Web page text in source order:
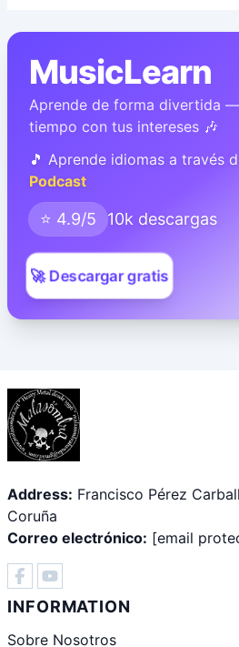
MusicLearn
Aprende de forma divertida
tiempo con tus intereses 🎶
🎵 Aprende idiomas a través
Podcast
⭐ 4.9/5 10k descargas
🚀 Descargar gratis
Address: Francisco Pérez
Coruña
Correo electrónico: [email
INFORMATION
Sobre Nosotros